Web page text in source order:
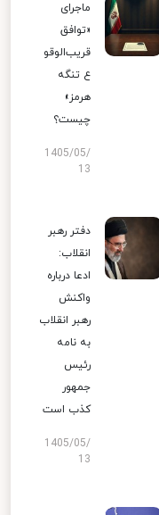
ماجرای
«توافق
قریب‌الوقو
ع تنگه
هرمز»
چیست؟
1405/05/
13
دفتر رهبر
انقلاب:
ادعا درباره
واکنش
رهبر انقلاب
به نامه
رئیس
جمهور
کذب است
1405/05/
13